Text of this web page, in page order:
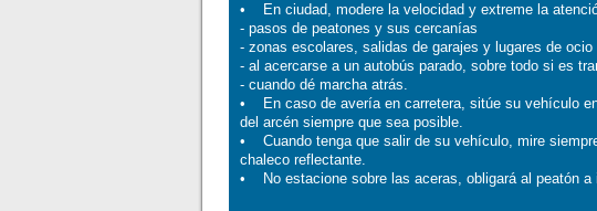
• En ciudad, modere la velocidad y extreme la
- pasos de peatones y sus cercanías
- zonas escolares, salidas de garajes y lugares de
- al acercarse a un autobús parado, sobre todo si es
- cuando dé marcha atrás.
• En caso de avería en carretera, sitúe su vehículo
del arcén siempre que sea posible.
• Cuando tenga que salir de su vehículo, mire
chaleco reflectante.
• No estacione sobre las aceras, obligará al peatón a